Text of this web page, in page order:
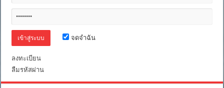
เสียง
[บรรยาย
+
จดจำฉัน
ลงทะเบียน
ลืมรหัสผ่าน